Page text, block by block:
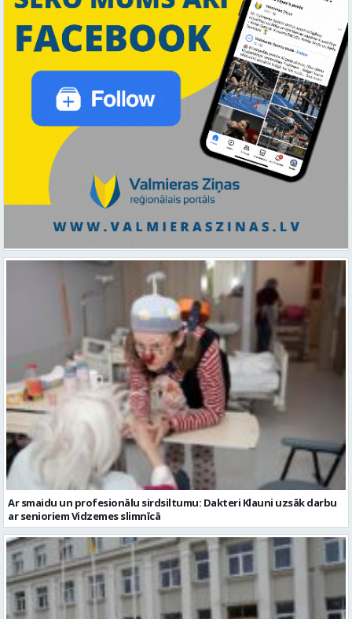
Ar smaidu un profesionālu sirdsiltumu: Dakteri Klauni uzsāk darbu
ar senioriem Vidzemes slimnīcā